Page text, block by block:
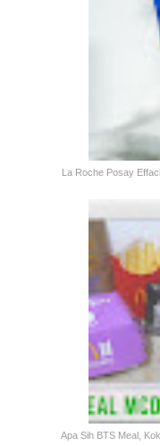
La Roche Posay
Apa Sih BTS Meal,